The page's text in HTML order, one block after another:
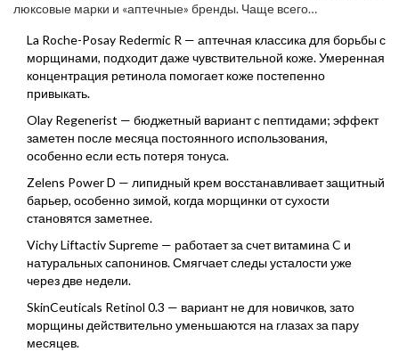
люксовые марки и «аптечные» бренды. Чаще всего
ретинол, пептиды, гиалуронка, витамин С, ниацинамид. Вот
парочка конкретных примеров, которыми часто делятся
реальные женщины после 35-ти:
La Roche-Posay Redermic R — аптечная классика для борьбы с
морщинами, подходит даже чувствительной коже. Умеренная
концентрация ретинола помогает коже постепенно
привыкать.
Olay Regenerist — бюджетный вариант с пептидами; эффект
заметен после месяца постоянного использования,
особенно если есть потеря тонуса.
Zelens Power D — липидный крем восстанавливает защитный
барьер, особенно зимой, когда морщинки от сухости
становятся заметнее.
Vichy Liftactiv Supreme — работает за счет витамина C и
натуральных сапонинов. Смягчает следы усталости уже
через две недели.
SkinCeuticals Retinol 0.3 — вариант не для новичков, зато
морщины действительно уменьшаются на глазах за пару
месяцев.